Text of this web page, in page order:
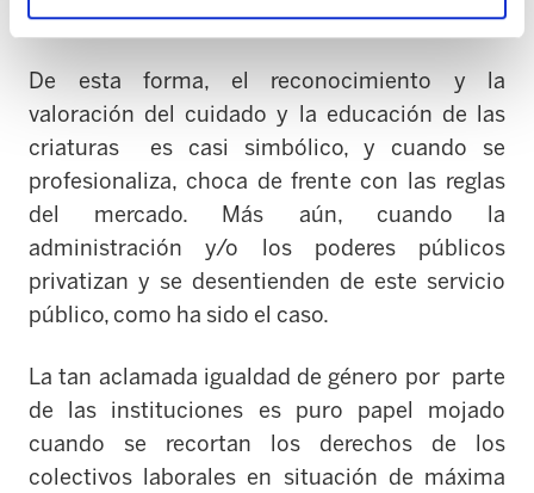
con plenos derechos ni garantías.
De esta forma, el reconocimiento y la
valoración del cuidado y la educación de las
criaturas es casi simbólico, y cuando se
profesionaliza, choca de frente con las reglas
del mercado. Más aún, cuando la
administración y/o los poderes públicos
privatizan y se desentienden de este servicio
público, como ha sido el caso.
La tan aclamada igualdad de género por parte
de las instituciones es puro papel mojado
cuando se recortan los derechos de los
colectivos laborales en situación de máxima